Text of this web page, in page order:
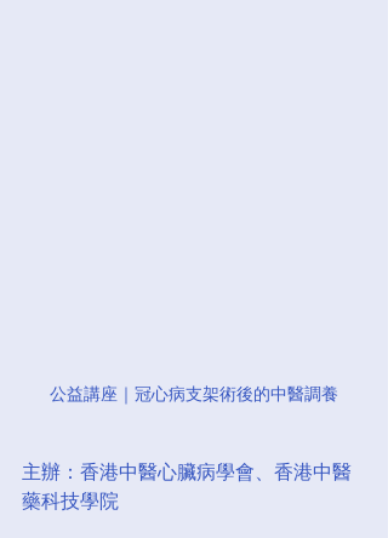
公益講座｜冠心病支架術後的中醫調養
主辦：香港中醫心臟病學會、香港中醫
藥科技學院